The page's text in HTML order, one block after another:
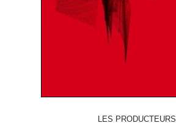
LES PRODUCTEURS